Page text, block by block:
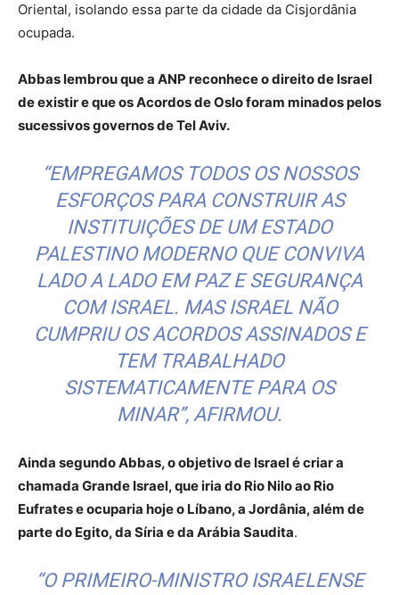
Oriental, isolando essa parte da cidade da Cisjordânia
ocupada.
Abbas lembrou que a ANP reconhece o direito de Israel
de existir e que os Acordos de Oslo foram minados pelos
sucessivos governos de Tel Aviv.
“EMPREGAMOS TODOS OS NOSSOS
ESFORÇOS PARA CONSTRUIR AS
INSTITUIÇÕES DE UM ESTADO
PALESTINO MODERNO QUE CONVIVA
LADO A LADO EM PAZ E SEGURANÇA
COM ISRAEL. MAS ISRAEL NÃO
CUMPRIU OS ACORDOS ASSINADOS E
TEM TRABALHADO
SISTEMATICAMENTE PARA OS
MINAR”, AFIRMOU.
Ainda segundo Abbas, o objetivo de Israel é criar a
chamada Grande Israel, que iria do Rio Nilo ao Rio
Eufrates e ocuparia hoje o Líbano, a Jordânia, além de
parte do Egito, da Síria e da Arábia Saudita.
“O PRIMEIRO-MINISTRO ISRAELENSE